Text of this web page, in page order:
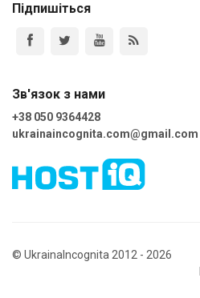
Підпишіться
Зв'язок з нами
+38 050 9364428
ukrainaincognita.com@gmail.com
© UkrainaIncognita 2012 - 2026